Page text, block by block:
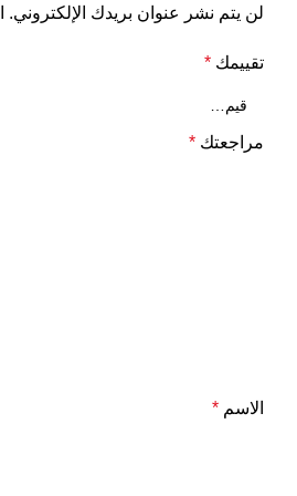
لن يتم نشر عنوان بريدك الإلكتروني.
تقييمك *
مراجعتك *
الاسم *